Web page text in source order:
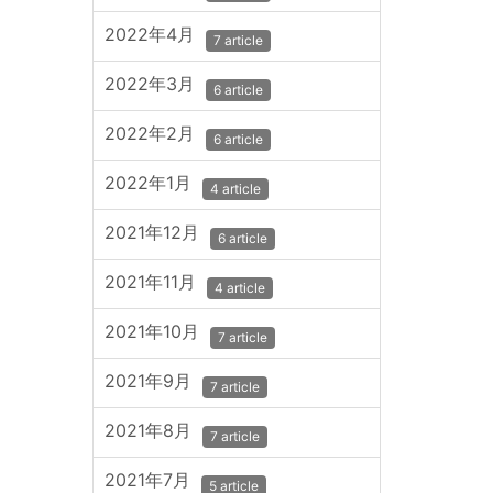
2022年4月 7 article
2022年3月 6 article
2022年2月 6 article
2022年1月 4 article
2021年12月 6 article
2021年11月 4 article
2021年10月 7 article
2021年9月 7 article
2021年8月 7 article
2021年7月 5 article